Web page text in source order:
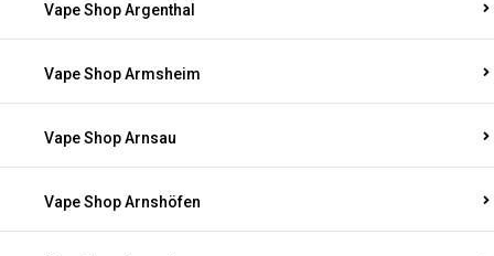
Vape Shop Argenthal
Vape Shop Armsheim
Vape Shop Arnsau
Vape Shop Arnshöfen